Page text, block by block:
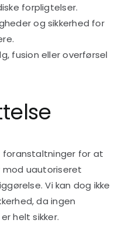
forpligtelser.
og sikkerhed for
fusion eller overførsel
foranstaltninger for at
mod uautoriseret
Vi kan dog ikke
da ingen
helt sikker.